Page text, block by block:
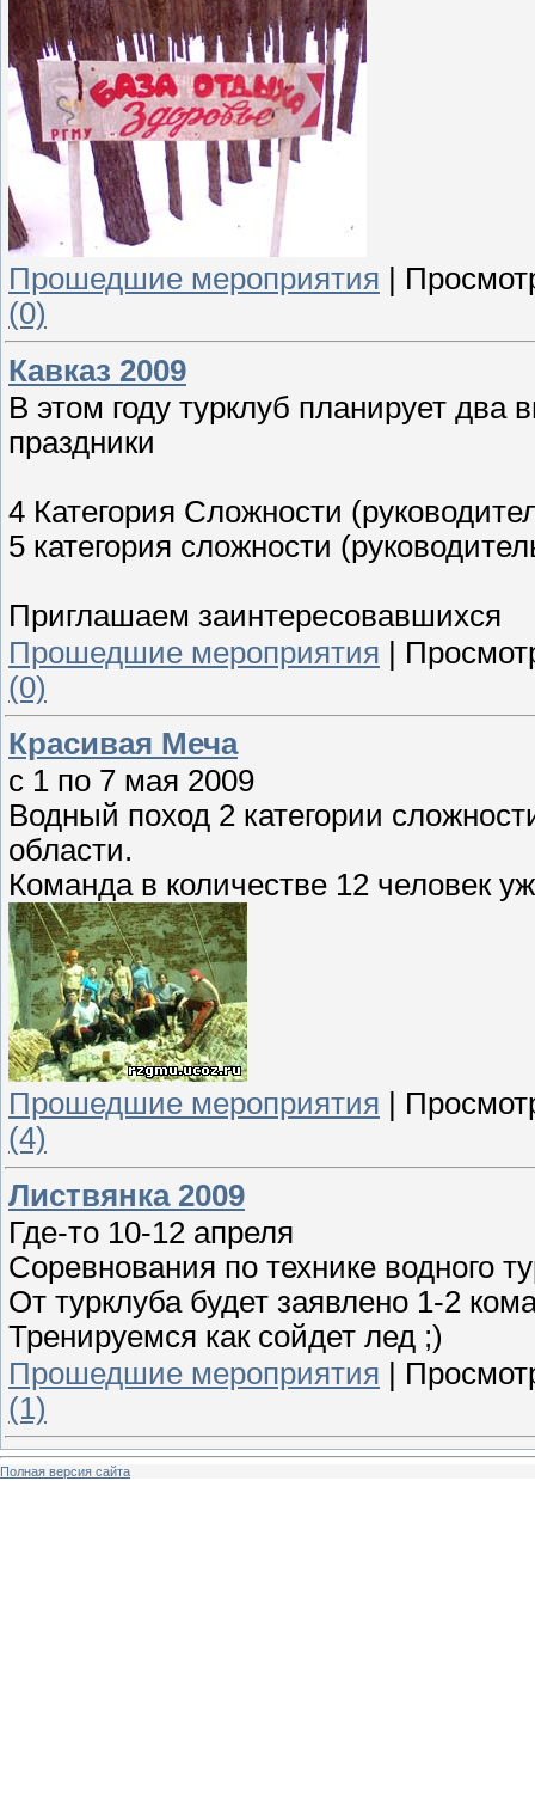
Прошедшие мероприятия
(0)
Кавказ 2009
В этом году турклуб планирует два
праздники
4 Категория Сложности
5 категория сложности
Приглашаем заинтересовавшихся
Прошедшие мероприятия |
(0)
Красивая Меча
с 1 по 7 мая 2009
Водный поход 2 категории
области.
Команда в количестве 12 человек
Прошедшие мероприятия
(4)
Листвянка 2009
Где-то 10-12 апреля
Соревнования по технике водного
От турклуба будет заявлено 1-2
Тренируемся как сойдет лед ;)
Прошедшие мероприятия
(1)
Полная версия сайта